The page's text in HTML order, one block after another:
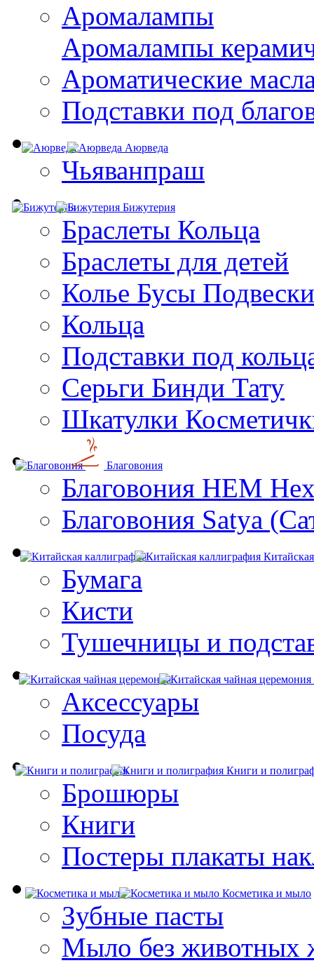
Аромалампы
Aромалампы
Ароматические
Подставки под
Аюрведа
Чьяванпраш
Бижутерия
Браслеты Кольца
Браслеты для детей
Колье Бусы Подвески
Кольца
Подставки под
Серьги Бинди Тату
Шкатулки
Благовония
Благовония HEM
Благовония Satya
Бумага
Кисти
Тушечницы и
Аксессуары
Посуда
Книги и
Брошюры
Книги
Постеры плакаты
Косметика и мыло
Зубные пасты
Мыло без животных